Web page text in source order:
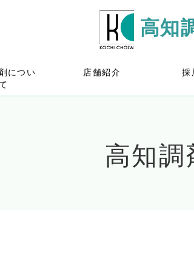
高知
につい
店舗紹介 採
高知